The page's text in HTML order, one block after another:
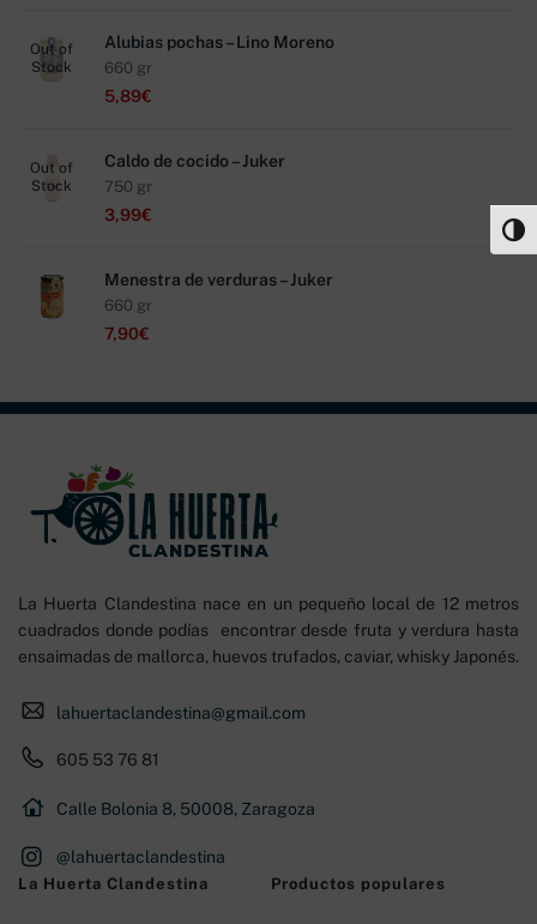
Out of
Stock
Alubias pochas – Lino Moreno
660 gr
5,89€
Out of
Stock
Caldo de cocido – Juker
750 gr
3,99€
Menestra de verduras – Juker
660 gr
7,90€
La Huerta Clandestina nace en un pequeño local de 12 metros
cuadrados donde podías encontrar desde fruta y verdura hasta
ensaimadas de mallorca, huevos trufados, caviar, whisky Japonés.
lahuertaclandestina@gmail.com
605 53 76 81
Calle Bolonia 8, 50008, Zaragoza
@lahuertaclandestina
La Huerta Clandestina Productos populares